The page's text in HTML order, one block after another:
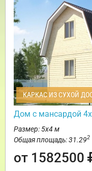
КАРКАС ИЗ СУХОЙ
Дом с мансардой
Размер: 5х4 м
Общая площадь: 31.292
от 1582500